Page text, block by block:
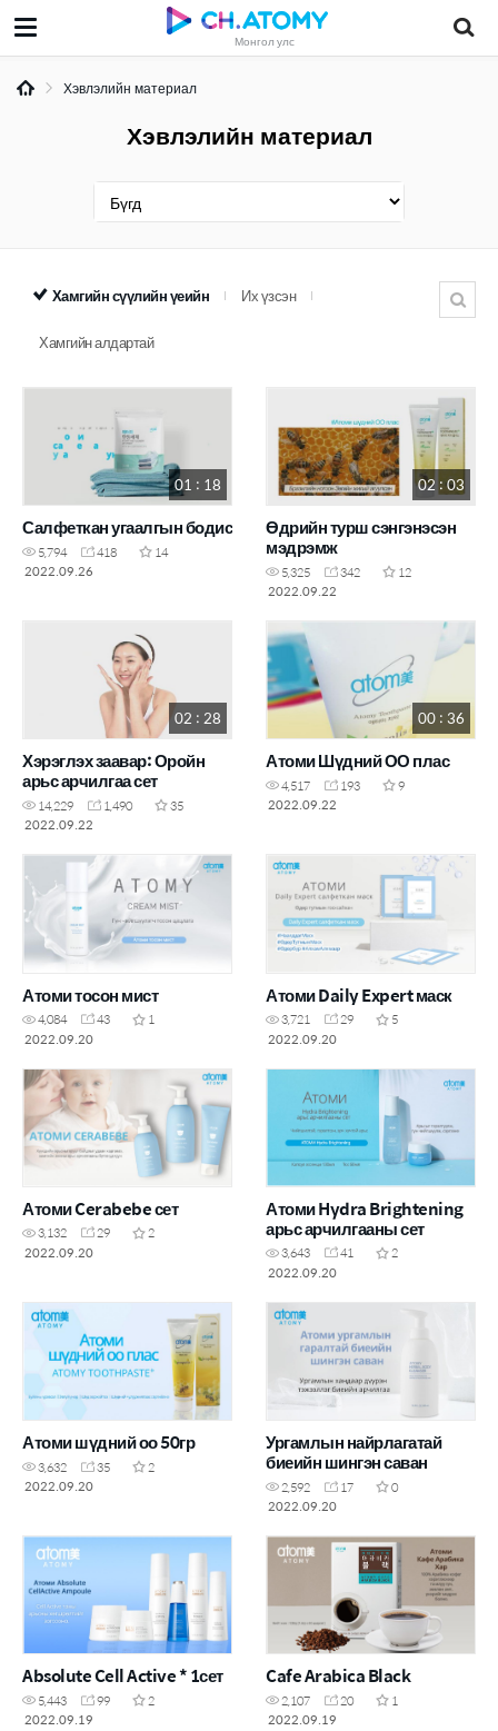
Монгол улс
Хэвлэлийн материал
Хэвлэлийн материал
Хамгийн сүүлийн үеийн
Их үзсэн
Хамгийн алдартай
01 : 18
Салфеткан угаалгын бодис
5,794 418
14
2022.09.26
02 : 03
Өдрийн турш сэнгэнэсэн
мэдрэмж
5,325 342
12
2022.09.22
02 : 28
Хэрэглэх заавар: Оройн
арьс арчилгаа сет
14,229 1,490
35
2022.09.22
00 : 36
Атоми Шүдний ОО плас
4,517 193
9
2022.09.22
Атоми тосон мист
4,084 43
1
2022.09.20
Атоми Daily Expert маск
3,721 29
5
2022.09.20
Атоми Cerabebe сет
3,132 29
2
2022.09.20
Атоми Hydra Brightening
арьс арчилгааны сет
3,643 41
2
2022.09.20
Атоми шүдний оо 50гр
3,632 35
2
2022.09.20
Ургамлын найрлагатай
биеийн шингэн саван
2,592 17
0
2022.09.20
Absolute Cell Active * 1сет
5,443 99
2
2022.09.19
Cafe Arabica Black
2,107 20
1
2022.09.19